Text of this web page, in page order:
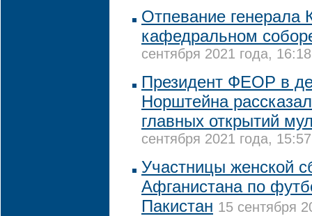
Отпевание генерала
кафедральном
сентября 2021 года, 16:18
Президент ФЕОР в
Норштейна
главных открытий
сентября 2021 года, 15:57
Участницы женской
Афганистана по
Пакистан 15 сентября